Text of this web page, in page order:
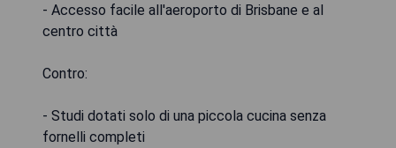
- Accesso facile all'aeroporto di Brisbane e al
centro città
Contro:
- Studi dotati solo di una piccola cucina senza
fornelli completi